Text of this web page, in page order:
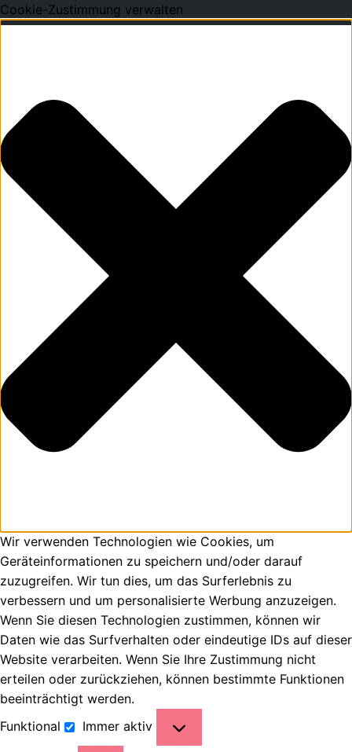
Cookie-Zustimmung verwalten
Wir verwenden Technologien wie Cookies, um
Geräteinformationen zu speichern und/oder darauf
zuzugreifen. Wir tun dies, um das Surferlebnis zu
verbessern und um personalisierte Werbung anzuzeigen.
Wenn Sie diesen Technologien zustimmen, können wir
Daten wie das Surfverhalten oder eindeutige IDs auf dieser
Website verarbeiten. Wenn Sie Ihre Zustimmung nicht
erteilen oder zurückziehen, können bestimmte Funktionen
beeinträchtigt werden.
Funktional
Immer aktiv